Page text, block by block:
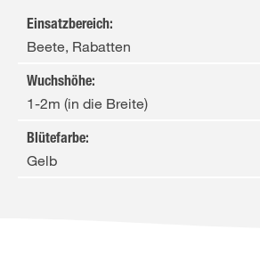
Einsatzbereich:
Beete, Rabatten
Wuchshöhe:
1-2m (in die Breite)
Blütefarbe:
Gelb